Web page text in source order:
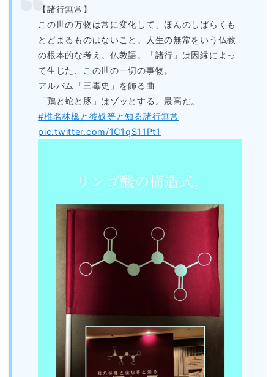
【諸行無常】
この世の万物は常に変化して、ほんのしばらくも
とどまるものはないこと。人生の無常をいう仏教
の根本的な考え。仏教語。「諸行」は因縁によっ
て生じた、この世の一切の事物。
アルバム「三毒史」を飾る曲
「鶏と蛇と豚」はゾッとする。最高だ。
#椎名林檎と彼奴等と知る諸行無常
pic.twitter.com/1C1qS11Pt1